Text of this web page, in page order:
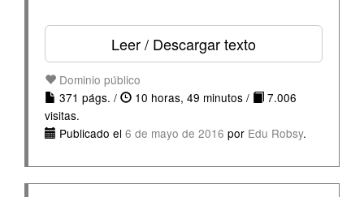
Leer / Descargar texto
Dominio público
371 págs. /
10 horas, 49 minutos /
7.006
visitas.
Publicado el 6 de mayo de 2016 por Edu Robsy.